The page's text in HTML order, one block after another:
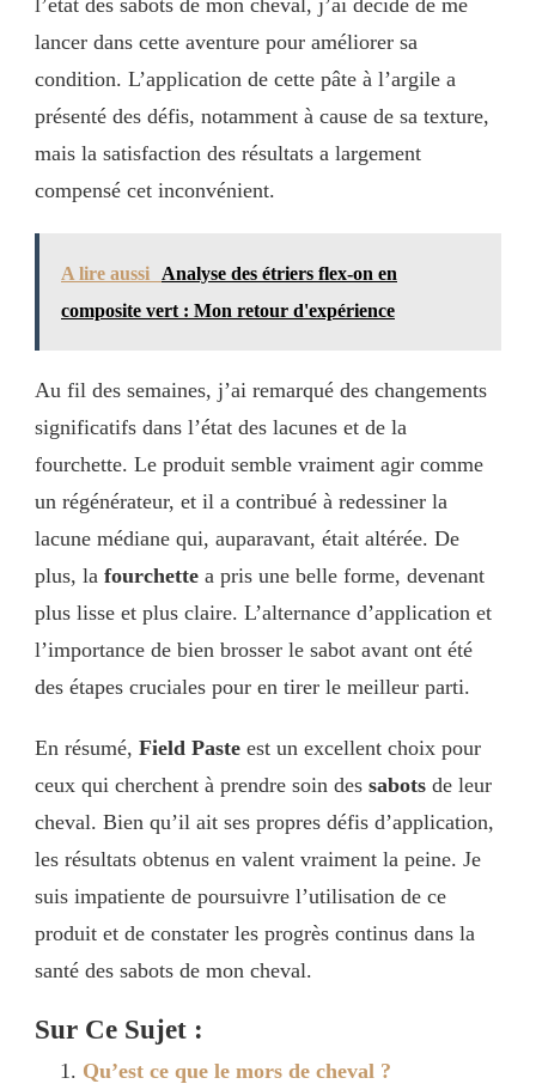
lancer dans cette aventure pour améliorer sa
condition. L’application de cette pâte à l’argile a
présenté des défis, notamment à cause de sa texture,
mais la satisfaction des résultats a largement
compensé cet inconvénient.
A lire aussi
Analyse des étriers flex-on en
composite vert : Mon retour d'expérience
Au fil des semaines, j’ai remarqué des changements
significatifs dans l’état des lacunes et de la
fourchette. Le produit semble vraiment agir comme
un régénérateur, et il a contribué à redessiner la
lacune médiane qui, auparavant, était altérée. De
plus, la fourchette a pris une belle forme, devenant
plus lisse et plus claire. L’alternance d’application et
l’importance de bien brosser le sabot avant ont été
des étapes cruciales pour en tirer le meilleur parti.
En résumé, Field Paste est un excellent choix pour
ceux qui cherchent à prendre soin des sabots de leur
cheval. Bien qu’il ait ses propres défis d’application,
les résultats obtenus en valent vraiment la peine. Je
suis impatiente de poursuivre l’utilisation de ce
produit et de constater les progrès continus dans la
santé des sabots de mon cheval.
Sur Ce Sujet :
Qu’est ce que le mors de cheval ?